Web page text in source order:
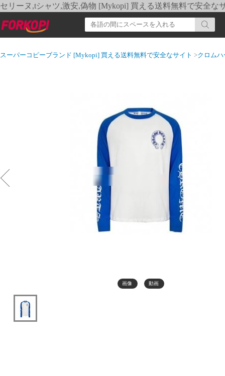
セリーヌ,tシャツ,激安,偽物 [Mykopi] 買える送料無料で安全な
スーパーコピーブランド [Mykopi] 買える送料無料で安全なサイト >クロム
画像 動画